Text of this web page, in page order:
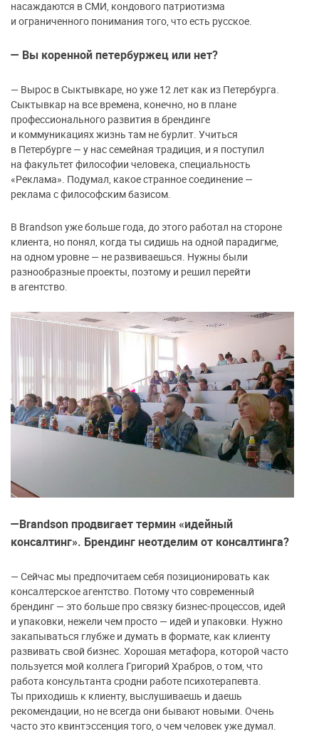
насаждаются в СМИ, кондового патриотизма
и ограниченного понимания того, что есть русское.
— Вы коренной петербуржец или нет?
— Вырос в Сыктывкаре, но уже 12 лет как из Петербурга.
Сыктывкар на все времена, конечно, но в плане
профессионального развития в брендинге
и коммуникациях жизнь там не бурлит. Учиться
в Петербурге — у нас семейная традиция, и я поступил
на факультет философии человека, специальность
«Реклама». Подумал, какое странное соединение —
реклама с философским базисом.
В Brandson уже больше года, до этого работал на стороне
клиента, но понял, когда ты сидишь на одной парадигме,
на одном уровне — не развиваешься. Нужны были
разнообразные проекты, поэтому и решил перейти
в агентство.
—Brandson продвигает термин «идейный
консалтинг». Брендинг неотделим от консалтинга?
—Сейчас мы предпочитаем себя позиционировать как
консалтерское агентство. Потому что современный
брендинг — это больше про связку бизнес-процессов, идей
и упаковки, нежели чем просто — идей и упаковки. Нужно
закапываться глубже и думать в формате, как клиенту
развивать свой бизнес. Хорошая метафора, которой часто
пользуется мой коллега Григорий Храбров, о том, что
работа консультанта сродни работе психотерапевта.
Ты приходишь к клиенту, выслушиваешь и даешь
рекомендации, но не всегда они бывают новыми. Очень
часто это квинтэссенция того, о чем человек уже думал.